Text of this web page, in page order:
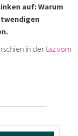
auf: Warum
in der taz vom